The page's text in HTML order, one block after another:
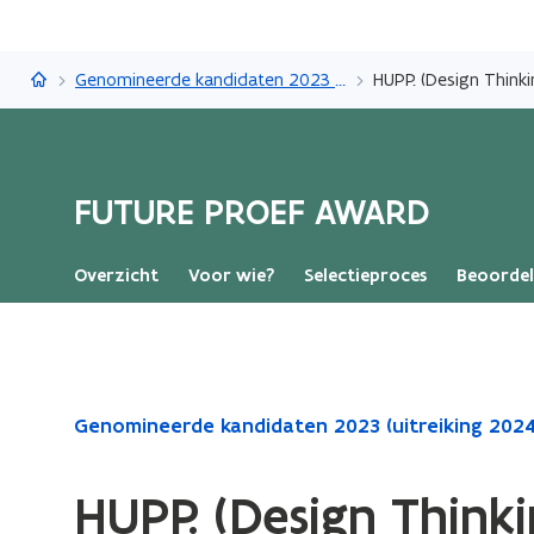
FUTURE PROEF AWARD Genomineerde kandidaten 2023 (uitreiking 2024) HUPP. (Design
FUTURE PROEF AWARD
Overzicht
Voor wie? Selectieproces
GedaanGenomineerde kandidaten 2023 (uitreiking
HUPP. (Design